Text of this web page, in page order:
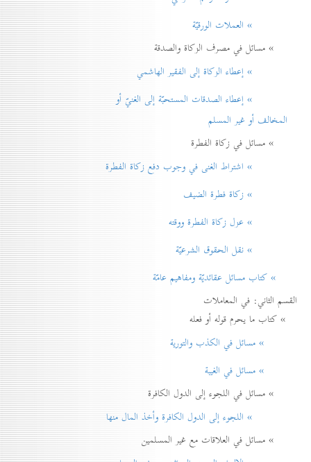
» العملات الورقيّة
» مسائل في مصرف الزكاة والصدقة
» إعطاء الزكاة إلی الفقير الهاشمي
» إعطاء الصدقات المستحبّة إلی الغنيّ أو
المخالف أو غير المسلم
» مسائل في زكاة الفطرة
» اشتراط الغنی في وجوب دفع زكاة الفطرة
» زكاة فطرة الضيف
» عزل زكاة الفطرة ووقته
» نقل الحقوق الشرعيّة
» كتاب مسائل عقائديّة ومفاهيم عامّة
القسم الثاني: في المعاملات
» كتاب ما يحرم قوله أو فعله
» مسائل في الكذب والتورية
» مسائل في الغيبة
» مسائل في اللجوء إلى الدول الكافرة
» اللجوء إلى الدول الكافرة وأخذ المال منها
» مسائل في العلاقات مع غير المسلمين